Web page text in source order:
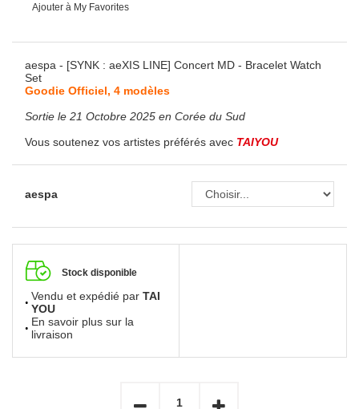
Ajouter à My Favorites
aespa - [SYNK : aeXIS LINE] Concert MD - Bracelet Watch
Set
Goodie Officiel, 4 modèles
Sortie le 21 Octobre 2025 en Corée du Sud
Vous soutenez vos artistes préférés avec TAIYOU
aespa
Stock disponible
Vendu et expédié par TAI
YOU
En savoir plus sur la
livraison